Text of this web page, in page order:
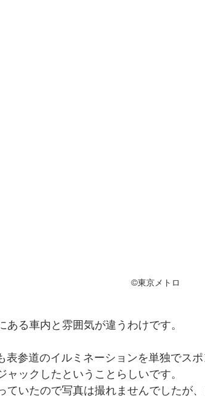
©東京メトロ
ある車内と雰囲気が違うわけです。
表参道のイルミネーションを単独でス
ャックしたということらしいです。
ていたので写真は撮れませんでしたが